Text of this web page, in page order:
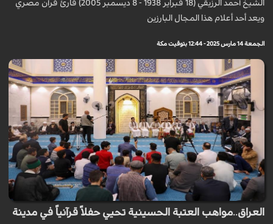
الشيخ أحمد الرزيقي (18 فبراير 1938 - 8 ديسمبر 2005) قارئ قرآن مصري
ويعد أحد أعلام هذا المجال البارزين
الجمعة 14 مارس 2025 - 12:44 بتوقيت مكة
العراق..مواهب العتبة الحسينية تحيي حفلاً قرآنياً في مدينة